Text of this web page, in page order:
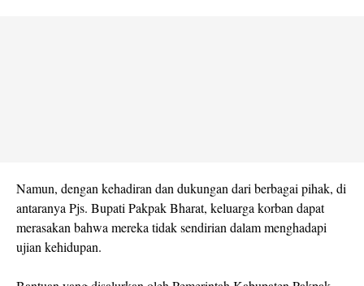
Namun, dengan kehadiran dan dukungan dari berbagai pihak, di
antaranya Pjs. Bupati Pakpak Bharat, keluarga korban dapat
merasakan bahwa mereka tidak sendirian dalam menghadapi
ujian kehidupan.